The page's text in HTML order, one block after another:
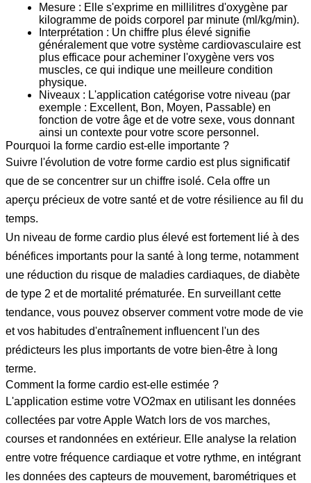
Mesure : Elle s'exprime en millilitres d'oxygène par
kilogramme de poids corporel par minute (ml/kg/min).
Interprétation : Un chiffre plus élevé signifie
généralement que votre système cardiovasculaire est
plus efficace pour acheminer l'oxygène vers vos
muscles, ce qui indique une meilleure condition
physique.
Niveaux : L'application catégorise votre niveau (par
exemple : Excellent, Bon, Moyen, Passable) en
fonction de votre âge et de votre sexe, vous donnant
ainsi un contexte pour votre score personnel.
Pourquoi la forme cardio est-elle importante ?
Suivre l'évolution de votre forme cardio est plus significatif
que de se concentrer sur un chiffre isolé. Cela offre un
aperçu précieux de votre santé et de votre résilience au fil du
temps.
Un niveau de forme cardio plus élevé est fortement lié à des
bénéfices importants pour la santé à long terme, notamment
une réduction du risque de maladies cardiaques, de diabète
de type 2 et de mortalité prématurée. En surveillant cette
tendance, vous pouvez observer comment votre mode de vie
et vos habitudes d'entraînement influencent l'un des
prédicteurs les plus importants de votre bien-être à long
terme.
Comment la forme cardio est-elle estimée ?
L'application estime votre VO2max en utilisant les données
collectées par votre Apple Watch lors de vos marches,
courses et randonnées en extérieur. Elle analyse la relation
entre votre fréquence cardiaque et votre rythme, en intégrant
les données des capteurs de mouvement, barométriques et